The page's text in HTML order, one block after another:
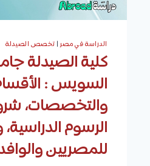
الدراسة في مصر| تخصص الصيدلة
كلية الصيدلة
السويس :
والتخصصات،
الرسوم
للمصريين